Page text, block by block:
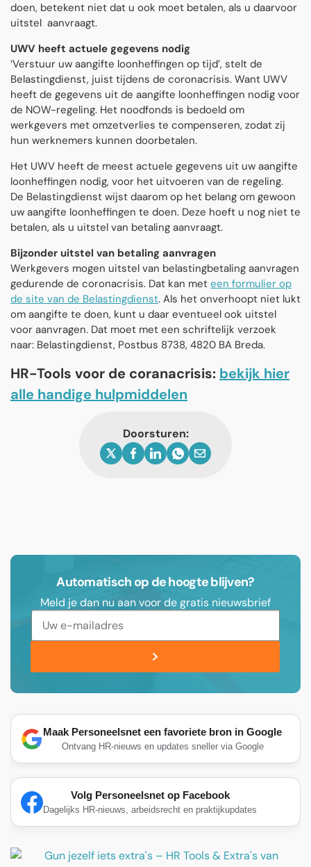
doen, betekent niet dat u ook moet betalen, als u daarvoor
uitstel aanvraagt.
UWV heeft actuele gegevens nodig
‘Verstuur uw aangifte loonheffingen op tijd’, stelt de
Belastingdienst, juist tijdens de coronacrisis. Want UWV
heeft de gegevens uit de aangifte loonheffingen nodig voor
de NOW-regeling. Het noodfonds is bedoeld om
werkgevers met omzetverlies te compenseren, zodat zij
hun werknemers kunnen doorbetalen.
Het UWV heeft de meest actuele gegevens uit uw aangifte
loonheffingen nodig, voor het uitvoeren van de regeling.
De Belastingdienst wijst daarom op het belang om gewoon
uw aangifte loonheffingen te doen. Deze hoeft u nog niet te
betalen, als u uitstel van betaling aanvraagt.
Bijzonder uitstel van betaling aanvragen
Werkgevers mogen uitstel van belastingbetaling aanvragen
gedurende de coronacrisis. Dat kan met een formulier op
de site van de Belastingdienst. Als het onverhoopt niet lukt
om aangifte te doen, kunt u daar eventueel ook uitstel
voor aanvragen. Dat moet met een schriftelijk verzoek
naar: Belastingdienst, Postbus 8738, 4820 BA Breda.
HR-Tools voor de coranacrisis: bekijk hier
alle handige hulpmiddelen
Doorsturen:
Automatisch op de hoogte blijven?
Meld je dan nu aan voor de gratis nieuwsbrief
Maak Personeelsnet een favoriete bron in Google
Ontvang HR-nieuws en updates sneller via Google
Volg Personeelsnet op Facebook
Dagelijks HR-nieuws, arbeidsrecht en praktijkupdates